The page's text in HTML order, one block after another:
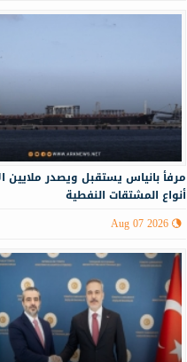
مرفأ بانياس يستقبل ويصدر ملايين
أنواع المشتقات النفطية
Aug 07 2026